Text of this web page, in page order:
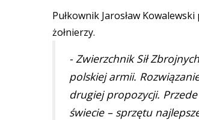
Pułkownik Jarosław
żołnierzy.
- Zwierzchnik Sił
polskiej armii.
drugiej propozycji.
świecie – sprzętu